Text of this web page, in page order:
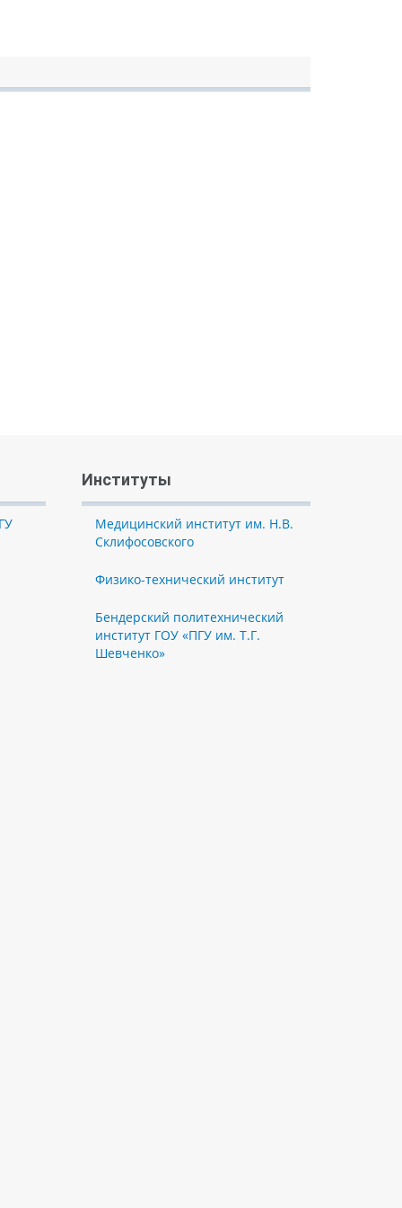
Институты
Медицинский институт им. Н.В.
Склифосовского
Физико-технический институт
Бендерский политехнический
институт ГОУ «ПГУ им. Т.Г.
Шевченко»